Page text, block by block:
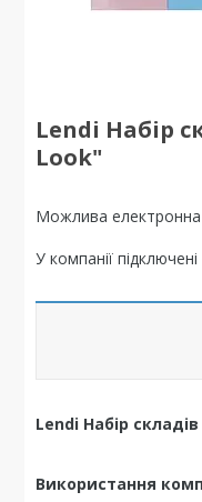
Lendi Набір
Look"
У компанії
Lendi Набір
Використання